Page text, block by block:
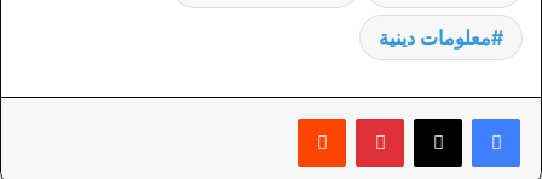
معلومات دينية
بينتيريست